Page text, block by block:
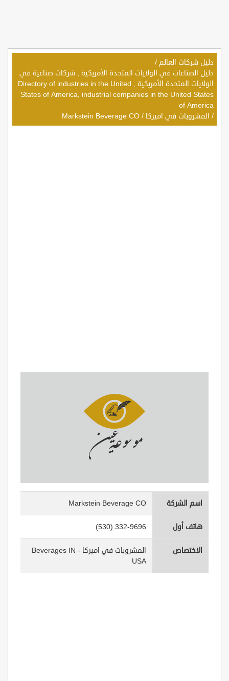
دليل شركات العالم /
دليل الصناعات في الولايات المتحدة الأمريكية , شركات صناعية في
الولايات المتحدة الأمريكية , Directory of industries in the United
States of America, industrial companies in the United States
of America
/ المشروبات في اميركا /
Markstein Beverage CO
اسم الشركة Markstein Beverage CO
هاتف أول (530) 332-9696
الاختصاص
المشروبات في اميركا - Beverages IN
USA